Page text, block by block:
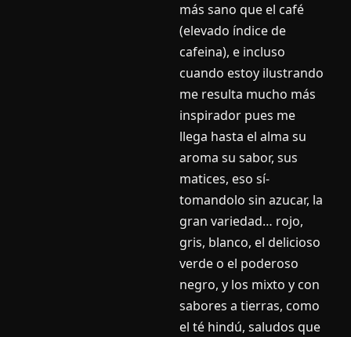
más sano que el café
(elevado í­ndice de
cafeina), e incluso
cuando estoy ilustrando
me resulta mucho más
inspirador pues me
llega hasta el alma su
aroma su sabor, sus
matices, eso sí­
tomandolo sin azucar, la
gran variedad… rojo,
gris, blanco, el delicioso
verde o el poderoso
negro, y los mixto y con
sabores a tierras, como
el té hindú, saludos que